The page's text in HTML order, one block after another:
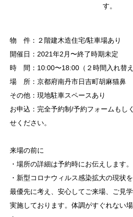
す。
物 件：２階建木造住宅/駐車場あり
開催日：2021年2月〜終了時期未定
時 間：10:00〜18:00（２時間入れ替え
場 所：京都府南丹市日吉町胡麻猫鼻
その他：現地駐車スペースあり
お申込：完全予約制/予約フォームもし
せください。
来場の前に
・場所の詳細は予約時にお伝えします。
・新型コロナウィルス感染拡大の現状
最優先に考え、安心してご来場、ご見
実施しております。体調がすぐれない